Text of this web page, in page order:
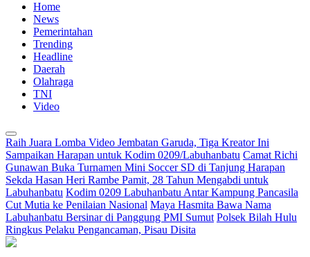
Home
News
Pemerintahan
Trending
Headline
Daerah
Olahraga
TNI
Video
Raih Juara Lomba Video Jembatan Garuda, Tiga Kreator Ini
Sampaikan Harapan untuk Kodim 0209/Labuhanbatu Camat Richi
Gunawan Buka Turnamen Mini Soccer SD di Tanjung Harapan
Sekda Hasan Heri Rambe Pamit, 28 Tahun Mengabdi untuk
Labuhanbatu Kodim 0209 Labuhanbatu Antar Kampung Pancasila
Cut Mutia ke Penilaian Nasional Maya Hasmita Bawa Nama
Labuhanbatu Bersinar di Panggung PMI Sumut Polsek Bilah Hulu
Ringkus Pelaku Pengancaman, Pisau Disita